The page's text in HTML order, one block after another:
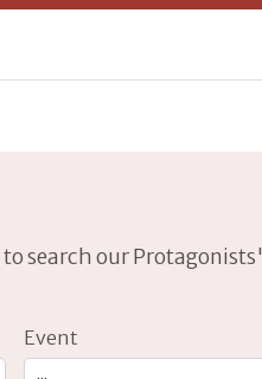
search our Protagonists'
Event